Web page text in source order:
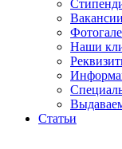
Вакансии
Наши
Статьи